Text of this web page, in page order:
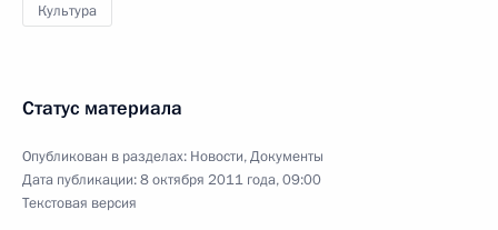
Культура
Статус материала
Опубликован в разделах: Новости,Документы
Дата публикации:8 октября 2011 года, 09:00
Текстовая версия